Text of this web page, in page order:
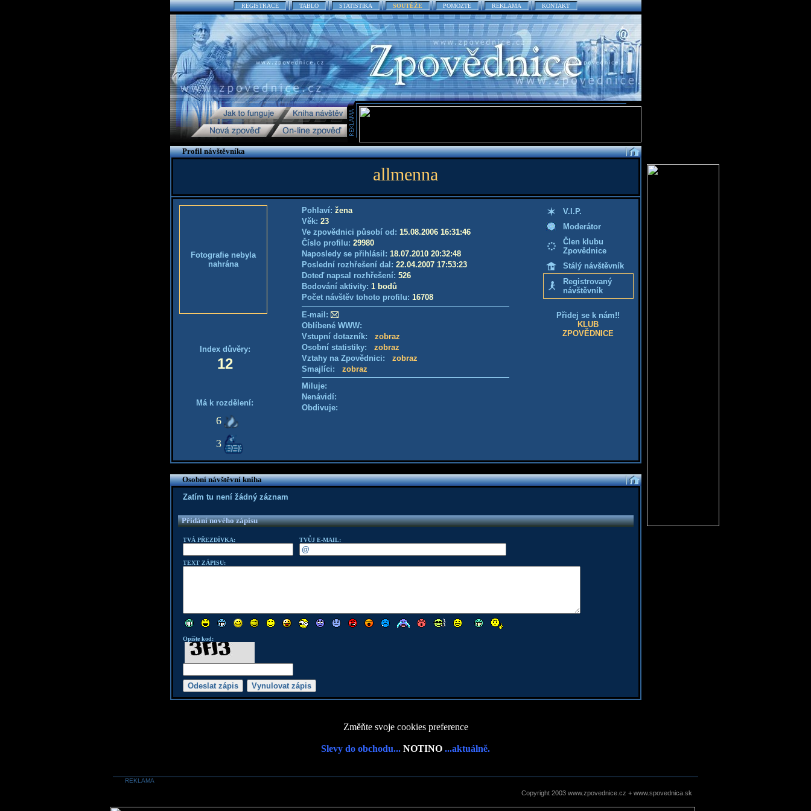
REGISTRACE TABLO STATISTIKA SOUTĚŽE POMOZTE REKLAMA KONTAKT
Profil návštěvníka
allmenna
Fotografie nebyla
nahrána
Index důvěry:
12
Má k rozdělení:
6
3
Pohlaví: žena
Věk: 23
Ve zpovědnici působí od: 15.08.2006 16:31:46
Číslo profilu: 29980
Naposledy se přihlásil: 18.07.2010 20:32:48
Poslední rozhřešení dal: 22.04.2007 17:53:23
Doteď napsal rozhřešení: 526
Bodování aktivity: 1 bodů
Počet návštěv tohoto profilu: 16708
E-mail:
Oblíbené WWW:
Vstupní dotazník: zobraz
Osobní statistiky: zobraz
Vztahy na Zpovědnici: zobraz
Smajlíci: zobraz
Miluje:
Nenávidí:
Obdivuje:
V.I.P.
Moderátor
Člen klubu
Zpovědnice
Stálý návštěvník
Registrovaný
návštěvník
Přidej se k nám!!
KLUB
ZPOVĚDNICE
Osobní návštěvní kniha
Zatím tu není žádný záznam
Přidání nového zápisu
TVÁ PŘEZDÍVKA: TVŮJ E-MAIL:
TEXT ZÁPISU:
Opište kod:
Změňte svoje cookies preference
Slevy do obchodu... NOTINO ...aktuálně.
REKLAMA
Copyright 2003 www.zpovednice.cz + www.spovednica.sk